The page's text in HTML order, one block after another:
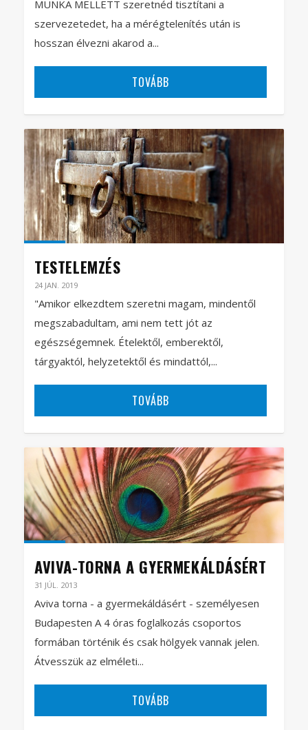
MUNKA MELLETT szeretnéd tisztítani a
szervezetedet, ha a mérégtelenítés után is
hosszan élvezni akarod a...
TOVÁBB
TESTELEMZÉS
24 JAN. 2019
"Amikor elkezdtem szeretni magam, mindentől
megszabadultam, ami nem tett jót az
egészségemnek. Ételektől, emberektől,
tárgyaktól, helyzetektől és mindattól,...
TOVÁBB
AVIVA-TORNA A GYERMEKÁLDÁSÉRT
31 JÚL. 2013
Aviva torna - a gyermekáldásért - személyesen
Budapesten A 4 óras foglalkozás csoportos
formában történik és csak hölgyek vannak jelen.
Átvesszük az elméleti...
TOVÁBB